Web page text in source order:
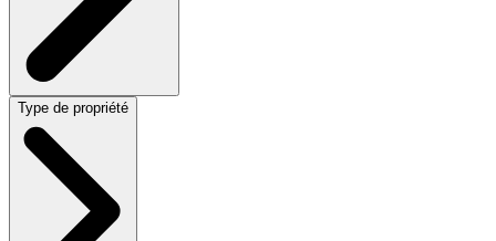
Type de propriété